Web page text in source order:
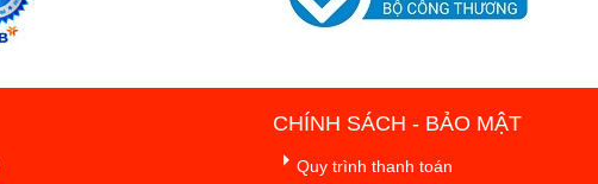
CHÍNH SÁCH - BẢO MẬT
Quy trình thanh toán